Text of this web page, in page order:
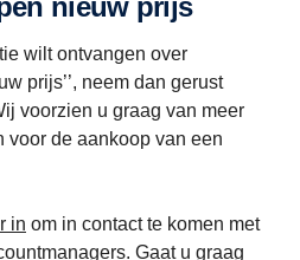
nieuw prijs
wilt ontvangen over
prijs’’, neem dan gerust
voorzien u graag van meer
voor de aankoop van een
in om in contact te komen met
Gaat u graag